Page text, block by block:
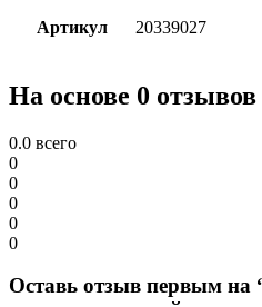
Артикул 20339027
На основе 0 отзывов
0.0 всего
0
0
0
0
0
Оставь отзыв первым